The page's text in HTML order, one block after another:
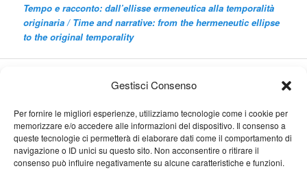
Gestisci Consenso
Per fornire le migliori esperienze, utilizziamo tecnologie come i cookie per
memorizzare e/o accedere alle informazioni del dispositivo. Il consenso a
queste tecnologie ci permetterà di elaborare dati come il comportamento di
navigazione o ID unici su questo sito. Non acconsentire o ritirare il
consenso può influire negativamente su alcune caratteristiche e funzioni.
Tempo e racconto: dall’ellisse ermeneutica alla temporalità
originaria / Time and narrative: from the hermeneutic ellipse
to the original temporality
Proudly powered by WordPress